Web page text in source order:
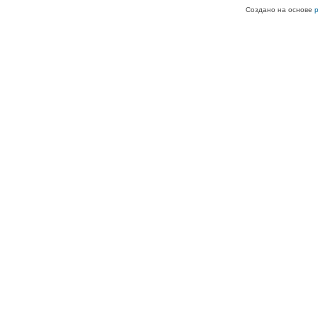
Создано на основе